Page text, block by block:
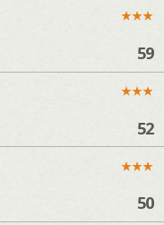
★★★
59
★★★
52
★★★
50